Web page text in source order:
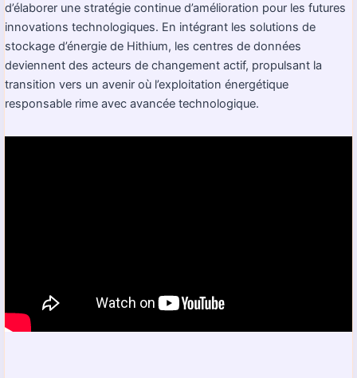
d’élaborer une stratégie continue d’amélioration pour les futures
innovations technologiques. En intégrant les solutions de
stockage d’énergie de Hithium, les centres de données
deviennent des acteurs de changement actif, propulsant la
transition vers un avenir où l’exploitation énergétique
responsable rime avec avancée technologique.